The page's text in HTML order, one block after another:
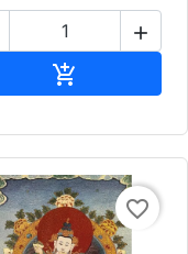


favorite_border